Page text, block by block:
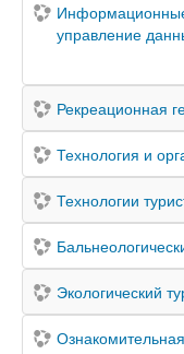
управление
Рекреационная
Технология и
Экологический